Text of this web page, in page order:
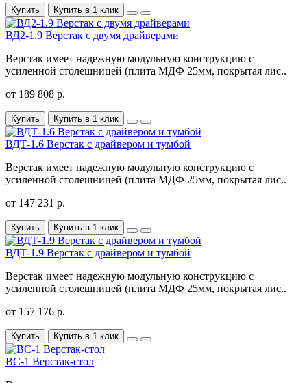
Купить Купить в 1 клик
ВД2-1.9 Верстак с двумя драйверами
Верстак имеет надежную модульную конструкцию с
усиленной столешницей (плита МДФ 25мм, покрытая лис..
от 189 808 р.
Купить Купить в 1 клик
ВДТ-1.6 Верстак с драйвером и тумбой
Верстак имеет надежную модульную конструкцию с
усиленной столешницей (плита МДФ 25мм, покрытая лис..
от 147 231 р.
Купить Купить в 1 клик
ВДТ-1.9 Верстак с драйвером и тумбой
Верстак имеет надежную модульную конструкцию с
усиленной столешницей (плита МДФ 25мм, покрытая лис..
от 157 176 р.
Купить Купить в 1 клик
ВС-1 Верстак-стол